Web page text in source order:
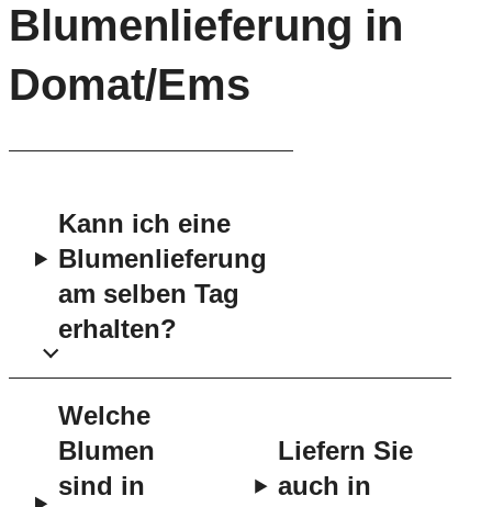
Blumenlieferung in
Domat/Ems
Kann ich eine
Blumenlieferung
am selben Tag
erhalten?
Welche
Blumen
sind in
Liefern Sie
auch in